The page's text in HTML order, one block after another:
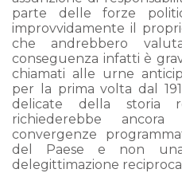
parte delle forze
improvvidamente il
che andrebbero
conseguenza infatti è
chiamati alle urne
per la prima volta dal
delicate della storia
richiederebbe
convergenze
del Paese e non
delegittimazione